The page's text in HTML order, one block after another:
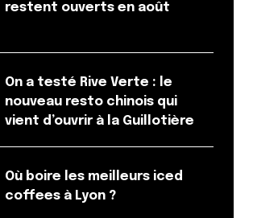
restent ouverts en août
On a testé Rive Verte : le
nouveau resto chinois qui
vient d’ouvrir à la Guillotière
Où boire les meilleurs iced
coffees à Lyon ?